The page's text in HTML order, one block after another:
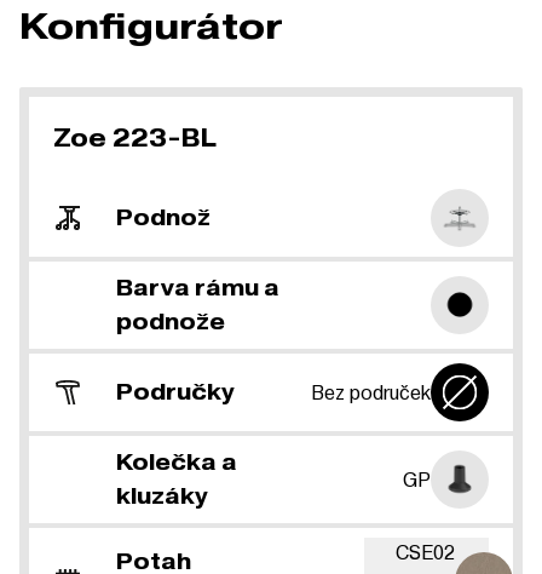
Konfigurátor
Zoe 223-BL
Podnož
Barva rámu a
podnože
Područky Bez područek
Kolečka a
kluzáky
GP
Potah CSE02